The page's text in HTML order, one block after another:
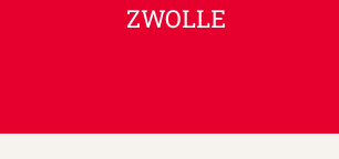
ZWOLLE